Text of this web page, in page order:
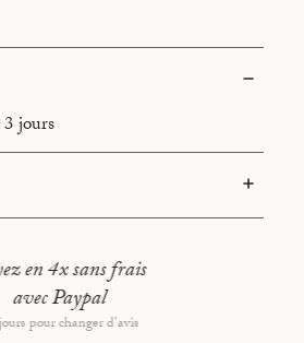
jours
: Cadre en noyer, montage
tout : 55,7x73,7 cm
en 4x sans frais
avec Paypal
pour changer d'avis